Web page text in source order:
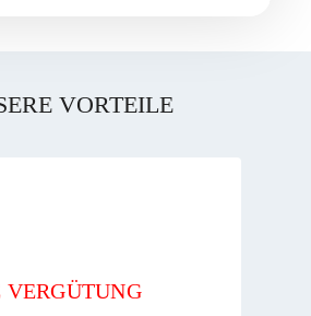
VORTEILE